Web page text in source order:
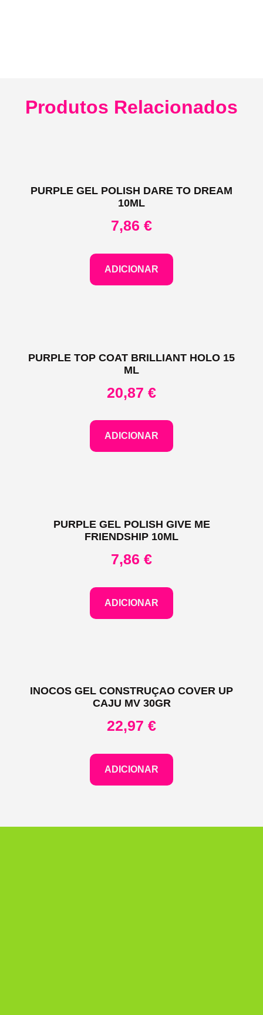
Produtos Relacionados
PURPLE GEL POLISH DARE TO DREAM
10ML
7,86 €
ADICIONAR
PURPLE TOP COAT BRILLIANT HOLO 15
ML
20,87 €
ADICIONAR
PURPLE GEL POLISH GIVE ME
FRIENDSHIP 10ML
7,86 €
ADICIONAR
INOCOS GEL CONSTRUÇAO COVER UP
CAJU MV 30GR
22,97 €
ADICIONAR